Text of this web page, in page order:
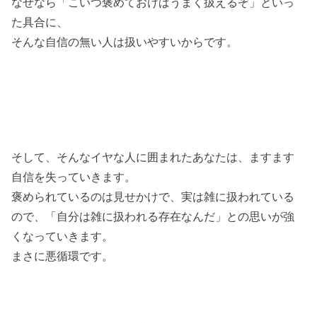
た具合に、
そんな自信の無い人は扱いやすいからです。
そして、そんなイヤな人に囲まれたあなたは、ますます
自信を失っていきます。
褒められているのは見せかけで、実は雑に扱われている
ので、「自分は雑に扱われる存在なんだ」との思いが強
くなっていきます。
まさに悪循環です。